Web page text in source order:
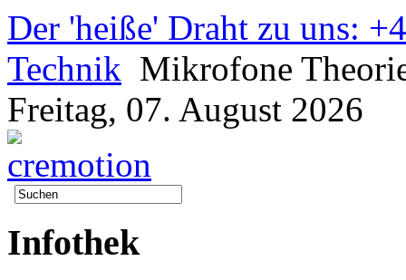
Der 'heiße' Draht zu uns:
Technik Mikrofone
Freitag, 07. August 2026
Infothek